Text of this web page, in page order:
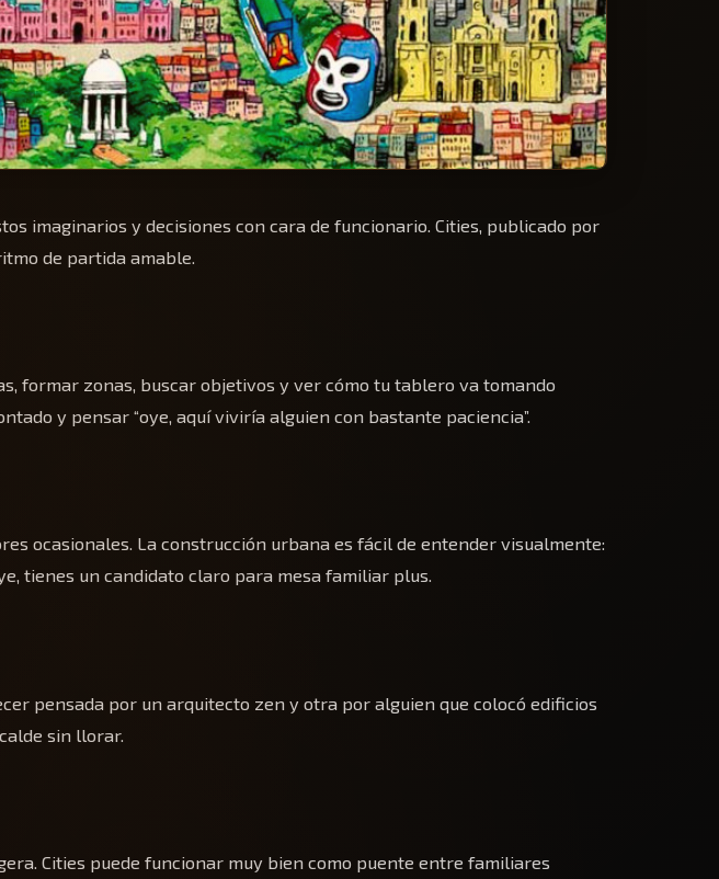
imaginarios y decisiones con cara de funcionario. Cities, publicado por
de partida amable.
formar zonas, buscar objetivos y ver cómo tu tablero va tomando
y pensar “oye, aquí viviría alguien con bastante paciencia”.
ocasionales. La construcción urbana es fácil de entender visualmente:
tienes un candidato claro para mesa familiar plus.
pensada por un arquitecto zen y otra por alguien que colocó edificios
sin llorar.
Cities puede funcionar muy bien como puente entre familiares